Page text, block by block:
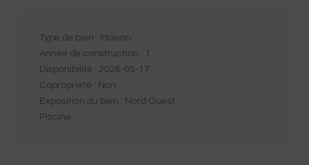
Type de bien : Maison
Année de construction : 1
Disponibilité : 2026-05-17
Copropriété : Non
Exposition du bien : Nord Ouest
Piscine